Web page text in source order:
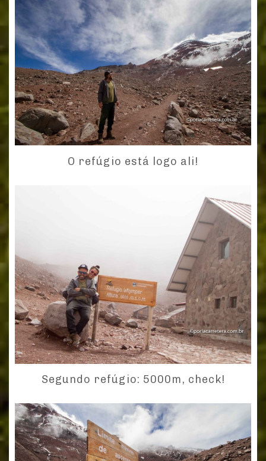
O refúgio está logo ali!
Segundo refúgio: 5000m, check!